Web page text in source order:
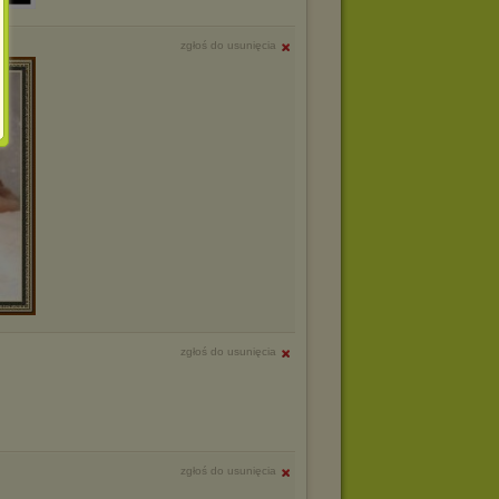
zgłoś do usunięcia
zgłoś do usunięcia
zgłoś do usunięcia